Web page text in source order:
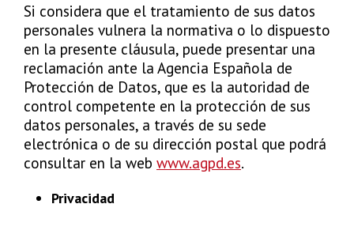
Si considera que el tratamiento de sus datos
personales vulnera la normativa o lo dispuesto
en la presente cláusula, puede presentar una
reclamación ante la Agencia Española de
Protección de Datos, que es la autoridad de
control competente en la protección de sus
datos personales, a través de su sede
electrónica o de su dirección postal que podrá
consultar en la web www.agpd.es.
Privacidad